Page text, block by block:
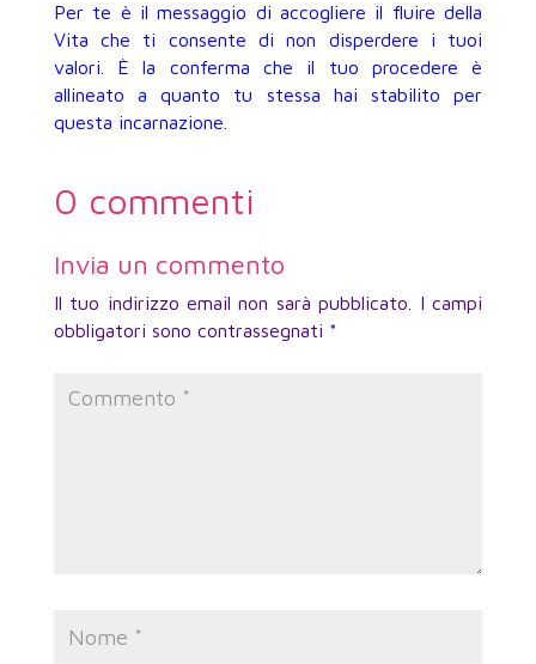
Per te è il messaggio di accogliere il fluire della
Vita che ti consente di non disperdere i tuoi
valori. È la conferma che il tuo procedere è
allineato a quanto tu stessa hai stabilito per
questa incarnazione.
0 commenti
Invia un commento
Il tuo indirizzo email non sarà pubblicato.
I campi
obbligatori sono contrassegnati *